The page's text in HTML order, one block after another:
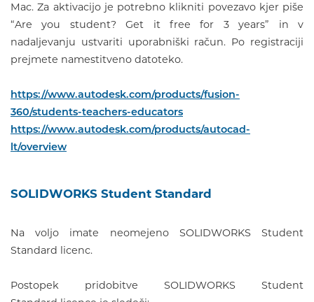
Mac. Za aktivacijo je potrebno klikniti povezavo kjer piše
“Are you student? Get it free for 3 years” in v
nadaljevanju ustvariti uporabniški račun. Po registraciji
prejmete namestitveno datoteko.
https://www.autodesk.com/products/fusion-
360/students-teachers-educators
https://www.autodesk.com/products/autocad-
lt/overview
SOLIDWORKS Student Standard
Na voljo imate neomejeno SOLIDWORKS Student
Standard licenc.
Postopek pridobitve SOLIDWORKS Student